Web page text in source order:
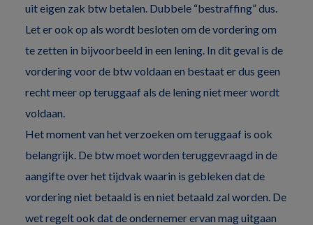
uit eigen zak btw betalen. Dubbele “bestraffing” dus.
Let er ook op als wordt besloten om de vordering om
te zetten in bijvoorbeeld in een lening. In dit geval is de
vordering voor de btw voldaan en bestaat er dus geen
recht meer op teruggaaf als de lening niet meer wordt
voldaan.
Het moment van het verzoeken om teruggaaf is ook
belangrijk. De btw moet worden teruggevraagd in de
aangifte over het tijdvak waarin is gebleken dat de
vordering niet betaald is en niet betaald zal worden. De
wet regelt ook dat de ondernemer ervan mag uitgaan